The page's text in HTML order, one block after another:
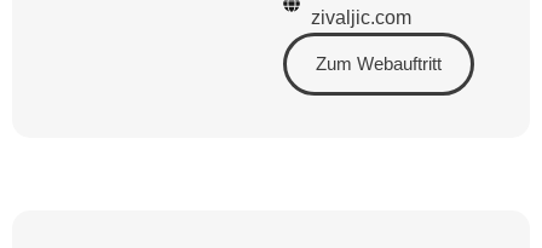
zivaljic.com
Zum Webauftritt